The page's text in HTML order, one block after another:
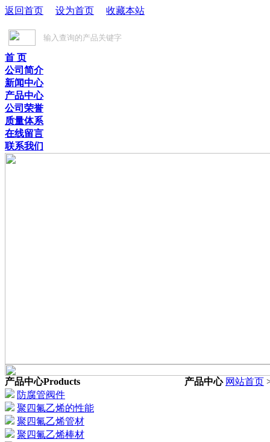
返回首页 设为首页 收藏本站
首 页
公司简介
新闻中心
产品中心
公司荣誉
质量体系
在线留言
联系我们
产品中心Products
防腐管阀件
聚四氟乙烯的性能
聚四氟乙烯管材
聚四氟乙烯棒材
产品中心 网站首页